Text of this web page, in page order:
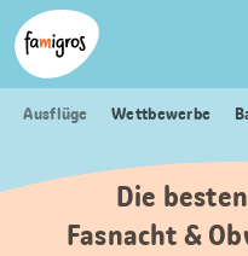
Sprungmarken
Navigation
Header
Logo
Ausflüge Wettbewerbe
Die
Fasnacht &